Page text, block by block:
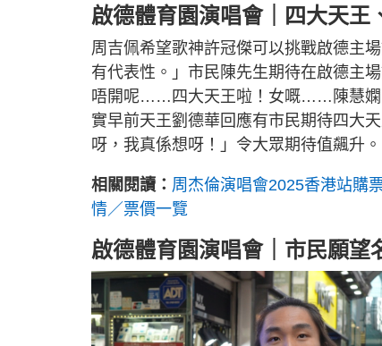
啟德體育園演唱會｜四大天王
周吉佩希望歌神許冠傑可以挑戰啟德主
有代表性。」市民陳先生期待在啟德主
唔開呢……四大天王啦！女嘅……陳慧嫻
實早前天王劉德華回應有市民期待四大
呀，我真係想呀！」令大眾期待值飆升。
相關閱讀： 周杰倫演唱會2025香港站購
情／票價一覽
啟德體育園演唱會｜市民願望